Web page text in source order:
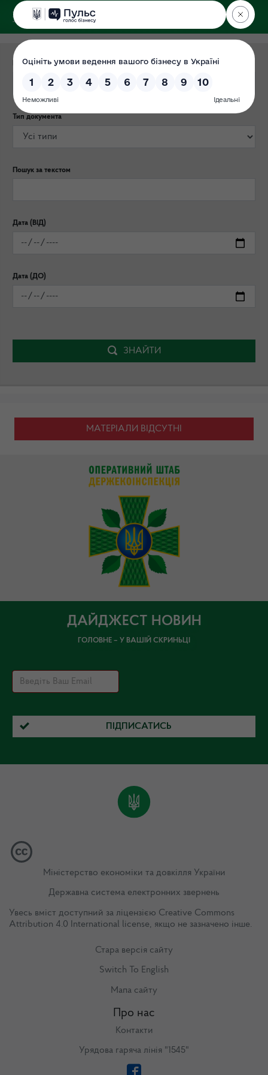
ДЕРЖЕКОІНСПЕКЦІЯ
Категорія публікації
Тип документа
Пошук за текстом
Дата (ВІД)
Дата (ДО)
ЗНАЙТИ
МАТЕРІАЛИ ВІДСУТНІ
ДАЙДЖЕСТ НОВИН
ГОЛОВНЕ – У ВАШІЙ СКРИНЬЦІ
ПІДПИСАТИСЬ
Міністерство економіки та довкілля України
Державна система електронних звернень
Увесь вміст доступний за ліцензією Creative Commons
Attribution 4.0 International license, якщо не зазначено інше.
Стара версія сайту
Switch To English
Мапа сайту
Про нас
Контакти
Урядова гаряча лінія "1545"